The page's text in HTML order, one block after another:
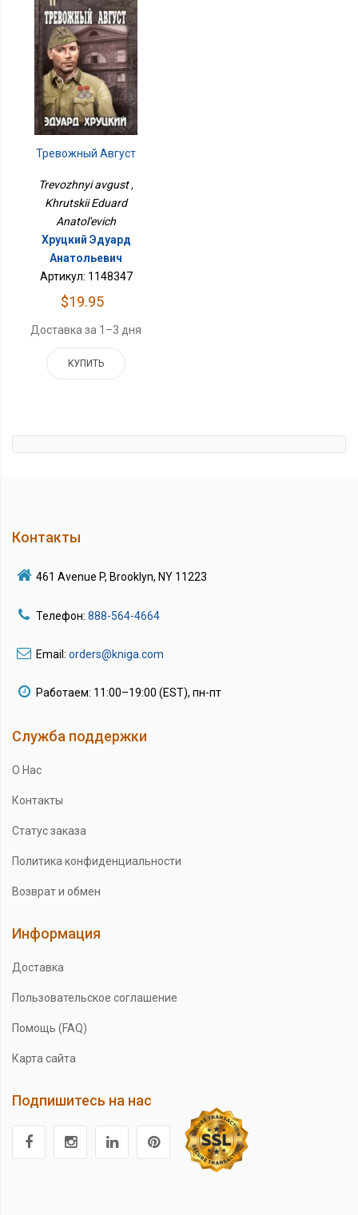
Тревожный Август
Trevozhnyi avgust ,
Khrutskii Eduard
Anatol'evich
Хруцкий Эдуард
Анатольевич
Артикул: 1148347
$19.95
Доставка за 1–3 дня
КУПИТЬ
Контакты
461 Avenue P, Brooklyn, NY 11223
Телефон: 888-564-4664
Email: orders@kniga.com
Работаем: 11:00–19:00 (EST), пн-пт
Служба поддержки
О Нас
Контакты
Статус заказа
Политика конфиденциальности
Возврат и обмен
Информация
Доставка
Пользовательское соглашение
Помощь (FAQ)
Карта сайта
Подпишитесь на нас